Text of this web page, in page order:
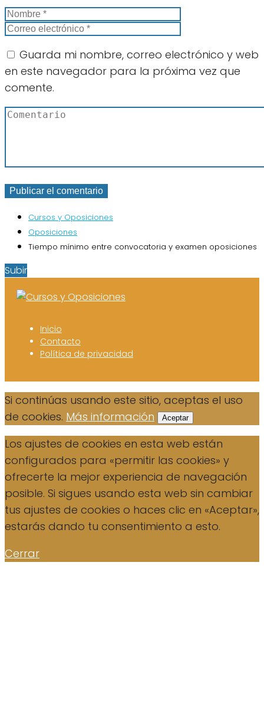
Guarda mi nombre, correo electrónico y web
en este navegador para la próxima vez que
comente.
Cursos y Oposiciones
Oposiciones
Tiempo mínimo entre convocatoria y examen oposiciones
Subir
Inicio
Contacto
Política de privacidad
Si continúas usando este sitio, aceptas el uso
de cookies. Más información Aceptar
Los ajustes de cookies en esta web están
configurados para «permitir las cookies» y
ofrecerte la mejor experiencia de navegación
posible. Si sigues usando esta web sin cambiar
tus ajustes de cookies o haces clic en «Aceptar»,
estarás dando tu consentimiento a esto.
Cerrar